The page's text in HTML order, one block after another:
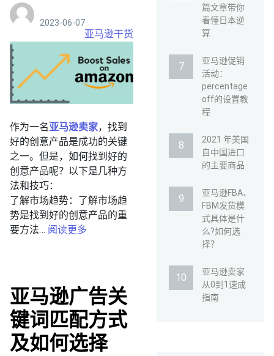
2023-06-07
亚马逊干货
作为一名亚马逊卖家，找到
好的创意产品是成功的关键
之一。但是，如何找到好的
创意产品呢？以下是几种方
法和技巧：
了解市场趋势：了解市场趋
势是找到好的创意产品的重
要方法… 阅读更多
亚马逊广告关
键词匹配方式
及如何选择
篇文章带你
看懂日本逆
算
亚马逊促销
活动：
percentage
off的设置教
程
2021 年美国
自中国进口
的主要商品
亚马逊FBA、
FBM发货模
式具体是什
么?如何选
择？
亚马逊卖家
从0到1速成
指南